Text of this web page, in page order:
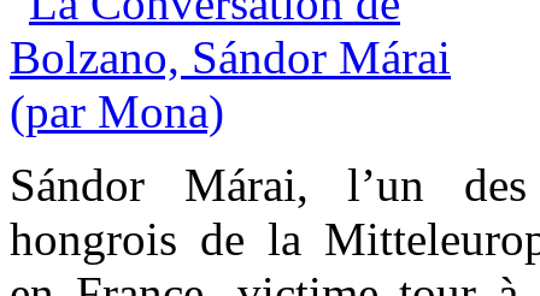
Sándor Márai, l’un
hongrois de la